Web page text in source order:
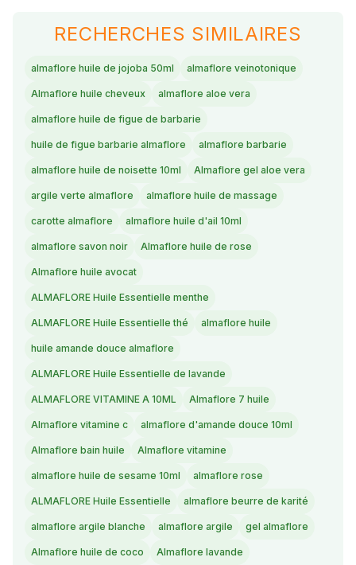
RECHERCHES SIMILAIRES
almaflore huile de jojoba 50ml almaflore veinotonique
Almaflore huile cheveux almaflore aloe vera
almaflore huile de figue de barbarie
huile de figue barbarie almaflore almaflore barbarie
almaflore huile de noisette 10ml Almaflore gel aloe vera
argile verte almaflore almaflore huile de massage
carotte almaflore almaflore huile d'ail 10ml
almaflore savon noir Almaflore huile de rose
Almaflore huile avocat
ALMAFLORE Huile Essentielle menthe
ALMAFLORE Huile Essentielle thé almaflore huile
huile amande douce almaflore
ALMAFLORE Huile Essentielle de lavande
ALMAFLORE VITAMINE A 10ML Almaflore 7 huile
Almaflore vitamine c almaflore d'amande douce 10ml
Almaflore bain huile Almaflore vitamine
almaflore huile de sesame 10ml almaflore rose
ALMAFLORE Huile Essentielle almaflore beurre de karité
almaflore argile blanche almaflore argile gel almaflore
Almaflore huile de coco Almaflore lavande